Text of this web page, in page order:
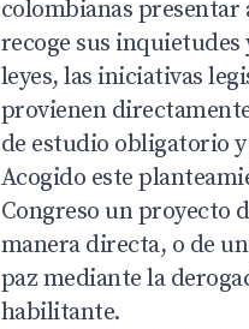
colombianas
recoge sus
leyes, las iniciativas
provienen
de estudio obligatorio
Acogido este
Congreso un proyecto
manera directa, o de
paz mediante la
habilitante.